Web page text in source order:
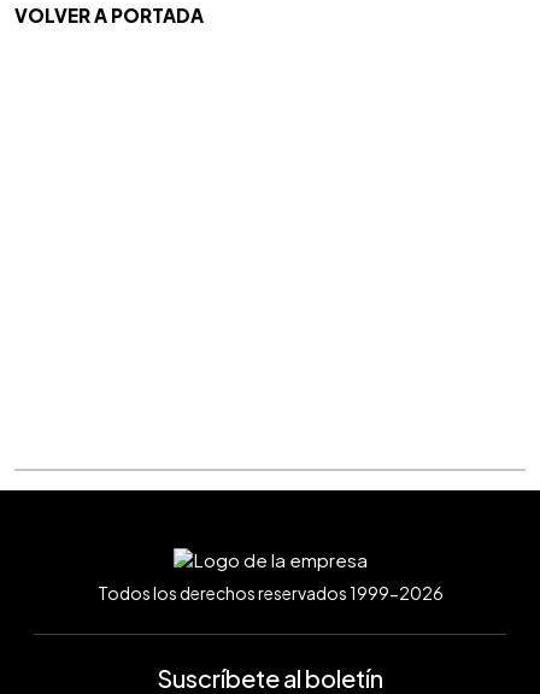
VOLVER A PORTADA
Todos los derechos reservados 1999-2026
Suscríbete al boletín